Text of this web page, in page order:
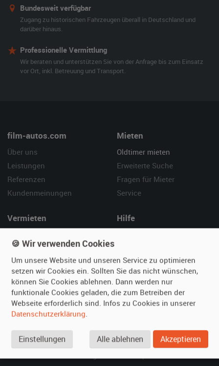
Bundesweit verfügbar
Zugang zu historischen Fahrzeugen überall in Deutschland und
darüber hinaus.
Professionelle Vermittlung
Wir beraten und unterstützen Sie von der Anfrage bis zum Einsatz
vor Ort, inkl. Betreuung und Transport.
film-autos.com
Über uns
Leistungen
Referenzen
Kundenmeinungen
Mieten
Oldtimer mieten
Erweiterte Suche
Fragen für Mieter
Service
Vermieten
Fotos senden
Fragen für Vermieter
Inserat verwalten
Hilfe
Kontakt
SPECIAL
Berühmte Filmautos –
🍪 Wir verwenden Cookies
Um unsere Website und unseren Service zu optimieren
setzen wir Cookies ein. Sollten Sie das nicht wünschen,
können Sie Cookies ablehnen. Dann werden nur
funktionale Cookies geladen, die zum Betreiben der
Webseite erforderlich sind. Infos zu Cookies in unserer
Datenschutzerklärung.
Einstellungen Alle ablehnen Akzeptieren